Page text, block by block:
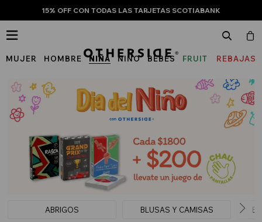
15% OFF CON TODAS LAS TARJETAS SCOTIABANK
MUJER HOMBRE NIÑA NIÑO BEBÉS
FRUIT
THE
LOOM
REBAJAS

ABRIGOS BLUSAS Y CAMISAS